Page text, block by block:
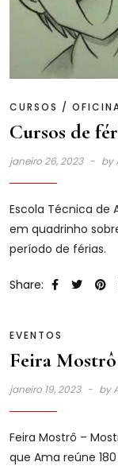
CURSOS /
Cursos de
janeiro 26, 2023 by
Escola Técnica de
em quadrinho
período de férias.
Share:
EVENTOS
Feira Mostrô
janeiro 19, 2023 by
Feira Mostrô –
que Ama reúne